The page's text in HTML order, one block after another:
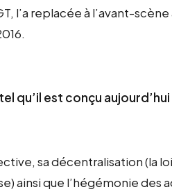
l’a replacée à l’avant-
qu’il est conçu aujourd’hui
sa décentralisation (la
ainsi que l’hégémonie des